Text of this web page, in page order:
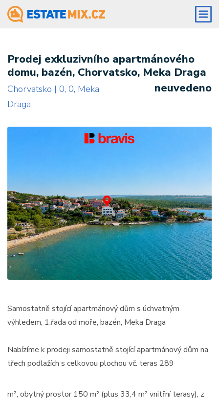
Prodej exkluzivního apartmánového
domu, bazén, Chorvatsko, Meka Draga
Chorvatsko | 0, 0, Meka
Draga
neuvedeno
Samostatně stojící apartmánový dům s úchvatným
výhledem, 1.řada od moře, bazén, Meka Draga
Nabízíme k prodeji samostatně stojící apartmánový dům na
třech podlažích s celkovou plochou vč. teras 289
m², obytný prostor 150 m² (plus 33,4 m² vnitřní terasy), z